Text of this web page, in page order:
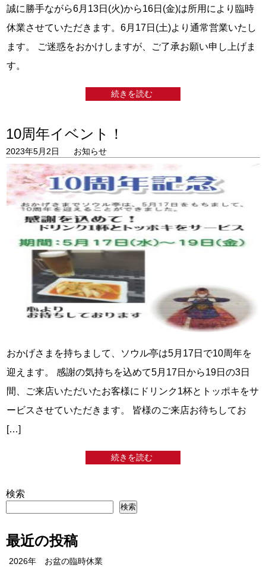
誠に勝手ながら6月13日(火)から16日(金)は所用により臨時
休業させていただきます。6月17日(土)より通常営業いたし
ます。 ご迷惑をおかけしますが、ご了承お願い申し上げま
す。
続きを読む
10周年イベント！
2023年5月2日 お知らせ
おかげさまを持ちまして、ソウル亭は5月17日で10周年を
迎えます。 感謝の気持ちを込めて5月17日から19日の3日
間、ご来店いただいたお客様にドリンク1杯とトッポキをサ
ービスさせていただきます。 皆様のご来店お待ちしてお
[…]
続きを読む
検索
検索
最近の投稿
2026年 お盆の臨時休業